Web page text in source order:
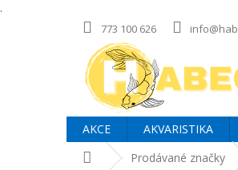
.
773 100 626
AKCE AKVARISTIKA
Domů Prodávané značky